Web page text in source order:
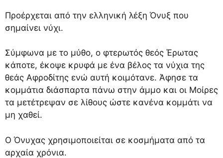
Προέρχεται από την ελληνική λέξη Όνυξ που
σημαίνει νύχι.
Σύμφωνα με το μύθο, ο φτερωτός θεός Έρωτας
κάποτε, έκοψε κρυφά με ένα βέλος τα νύχια της
θεάς Αφροδίτης ενώ αυτή κοιμότανε. Άφησε τα
κομμάτια διάσπαρτα πάνω στην άμμο και οι Μοίρες
τα μετέτρεψαν σε λίθους ώστε κανένα κομμάτι να
μη χαθεί.
Ο Όνυχας χρησιμοποιείται σε κοσμήματα από τα
αρχαία χρόνια.